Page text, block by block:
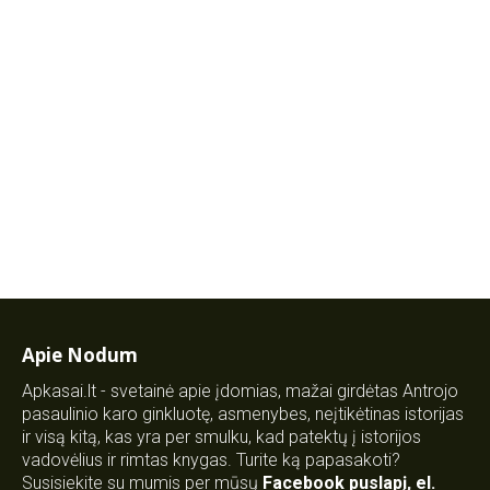
Apie Nodum
Apkasai.lt - svetainė apie įdomias, mažai girdėtas Antrojo
pasaulinio karo ginkluotę, asmenybes, neįtikėtinas istorijas
ir visą kitą, kas yra per smulku, kad patektų į istorijos
vadovėlius ir rimtas knygas. Turite ką papasakoti?
Susisiekite su mumis per mūsų Facebook puslapį, el.